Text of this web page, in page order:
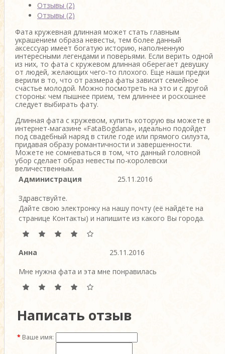
Отзывы (2)
Отзывы (2)
Фата кружевная длиннаяможет стать главным
украшением образа невесты, тем более данный
аксессуар имеет богатую историю, наполненную
интересными легендами и поверьями. Если верить одной
из них, тофата с кружевом длиннаяоберегает девушку
от людей, желающих чего-то плохого. Еще наши предки
верили в то, что от размера фаты зависит семейное
счастье молодой. Можно посмотреть на это и с другой
стороны: чем пышнее прием, тем длиннее и роскошнее
следует выбирать фату.
Длинная фата с кружевом, купитькоторую вы можете в
интернет-магазине «FataBogdana», идеально подойдет
под свадебный наряд в стиле годе или прямого силуэта,
придавая образу романтичности и завершенности.
Можете не сомневаться в том, что данный головной
убор сделает образ невесты по-королевски
величественным.
Администрация
25.11.2016
Здравствуйте.
Дайте свою электронку на нашу почту (её найдёте на
странице Контакты) и напишите из какого Вы города.
Анна
25.11.2016
Мне нужна фата и эта мне понравилась
Написать отзыв
Ваше имя: